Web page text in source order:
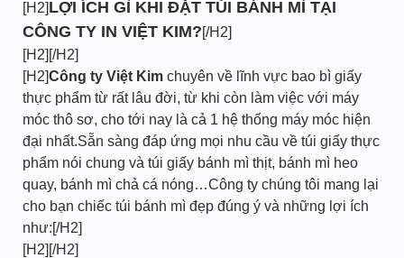
[H2]LỢI ÍCH GÌ KHI ĐẶT TÚI BÁNH MÌ TẠI
CÔNG TY IN VIỆT KIM?[/H2]
[H2][/H2]
[H2]Công ty Việt Kim chuyên về lĩnh vực bao bì giấy
thực phẩm từ rất lâu đời, từ khi còn làm việc với máy
móc thô sơ, cho tới nay là cả 1 hệ thống máy móc hiện
đại nhất.Sẵn sàng đáp ứng mọi nhu cầu về túi giấy thực
phẩm nói chung và túi giấy bánh mì thịt, bánh mì heo
quay, bánh mì chả cá nóng…Công ty chúng tôi mang lại
cho bạn chiếc túi bánh mì đẹp đúng ý và những lợi ích
như:[/H2]
[H2][/H2]